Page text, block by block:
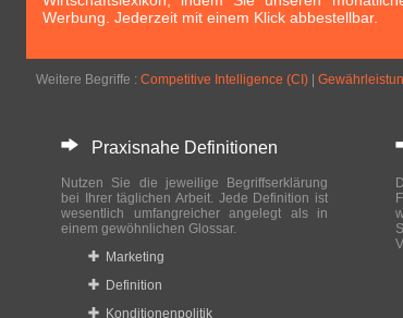
Werbung. Jederzeit mit einem Klick abbestellbar.
Weitere Begriffe : Competitive Intelligence (CI)
Praxisnahe Definitionen
Nutzen Sie die jeweilige Begriffserklärung
bei Ihrer täglichen Arbeit. Jede Definition ist
wesentlich umfangreicher angelegt als in
einem gewöhnlichen Glossar.
Marketing
Definition
Konditionenpolitik